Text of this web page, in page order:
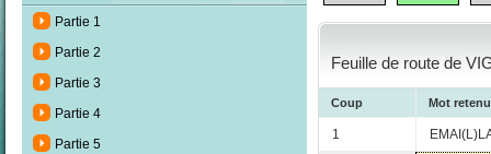
Partie 1
Partie 2
Partie 3
Partie 4
Partie 5
Feuille de route de
Coup Mot retenu
1